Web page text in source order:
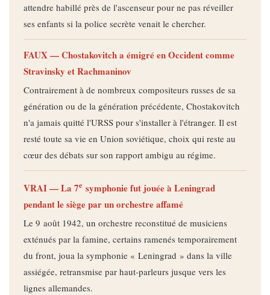
attendre habillé près de l'ascenseur pour ne pas réveiller
ses enfants si la police secrète venait le chercher.
FAUX — Chostakovitch a émigré en Occident comme
Stravinsky et Rachmaninov
Contrairement à de nombreux compositeurs russes de sa
génération ou de la génération précédente, Chostakovitch
n'a jamais quitté l'URSS pour s'installer à l'étranger. Il est
resté toute sa vie en Union soviétique, choix qui reste au
cœur des débats sur son rapport ambigu au régime.
VRAI — La 7e symphonie fut jouée à Leningrad
pendant le siège par un orchestre affamé
Le 9 août 1942, un orchestre reconstitué de musiciens
exténués par la famine, certains ramenés temporairement
du front, joua la symphonie « Leningrad » dans la ville
assiégée, retransmise par haut-parleurs jusque vers les
lignes allemandes.